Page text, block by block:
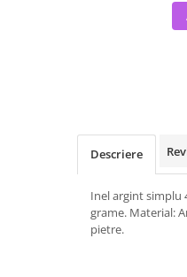
Descriere
Inel argint simplu
grame. Material:
pietre.